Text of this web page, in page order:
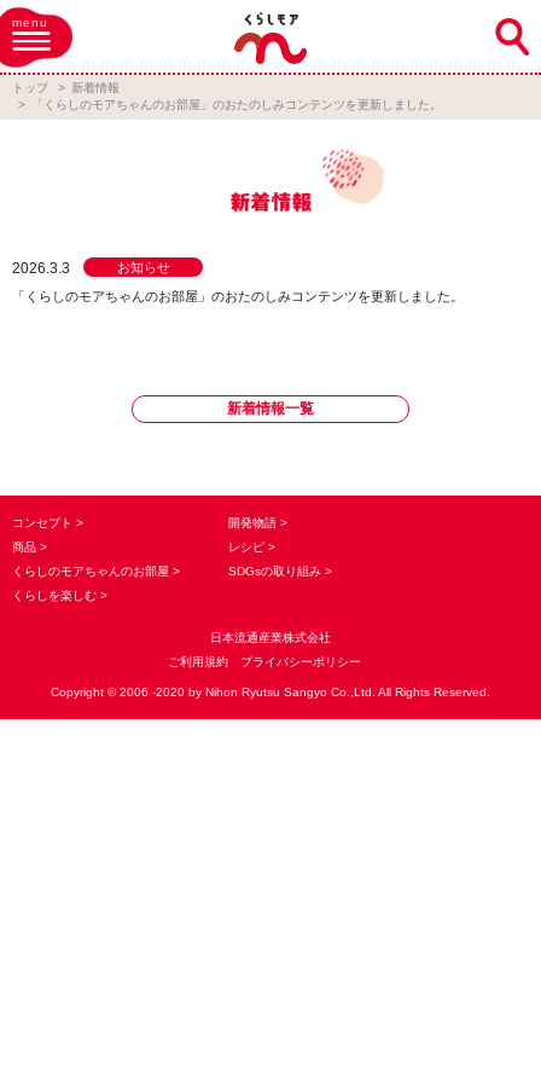
menu
トップ
新着情報
「くらしのモアちゃんのお部屋」のおたのしみコンテンツを更新しました。
2026.3.3
お知らせ
「くらしのモアちゃんのお部屋」のおたのしみコンテンツを更新しました。
新着情報一覧
コンセプト
商品
くらしのモアちゃんのお部屋
くらしを楽しむ
開発物語
レシピ
SDGsの取り組み
日本流通産業株式会社
ご利用規約
プライバシーポリシー
Copyright © 2006 -2020 by Nihon Ryutsu Sangyo Co.,Ltd. All Rights Reserved.